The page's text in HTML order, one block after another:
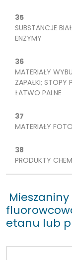
35
SUBSTANCJE
ENZYMY
36
MATERIAŁY
ZAPAŁKI; STOPY
ŁATWO PALNE
37
MATERIAŁY
38
PRODUKTY
etanu lub